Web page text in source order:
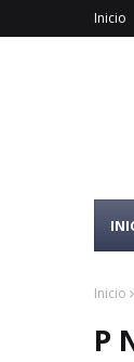
Inicio
Inicio
P